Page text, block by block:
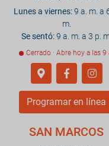
Lunes a viernes:9 a. m. a
m.
Se sentó:9 a. m. a 3 p.
Cerrado · Abre hoy a las 9
Programar en línea
SAN MARCOS